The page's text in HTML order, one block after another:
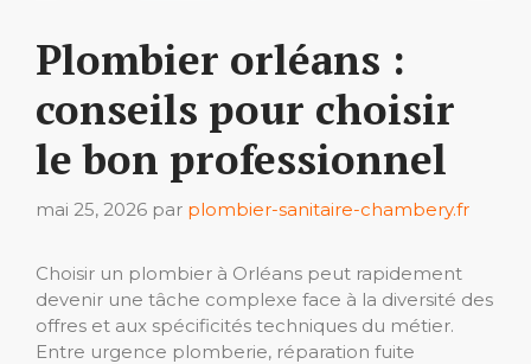
Plombier orléans :
conseils pour choisir
le bon professionnel
mai 25, 2026 par plombier-sanitaire-chambery.fr
Choisir un plombier à Orléans peut rapidement
devenir une tâche complexe face à la diversité des
offres et aux spécificités techniques du métier.
Entre urgence plomberie, réparation fuite